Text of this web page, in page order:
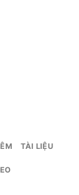
TÀI LIỆU